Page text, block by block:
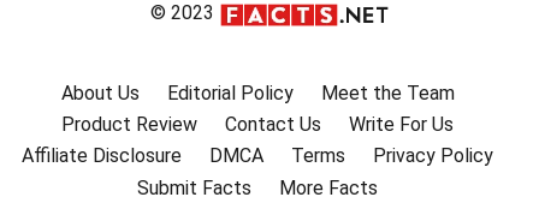
© 2023
About Us Editorial Policy
Meet the Team
Product Review
Contact Us
Write For Us
Affiliate Disclosure
DMCA Terms
Privacy Policy
Submit Facts
More Facts